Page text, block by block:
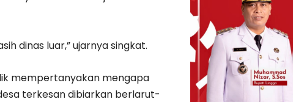
dinas luar,” ujarnya singkat.
mempertanyakan mengapa
terkesan dibiarkan berlarut-